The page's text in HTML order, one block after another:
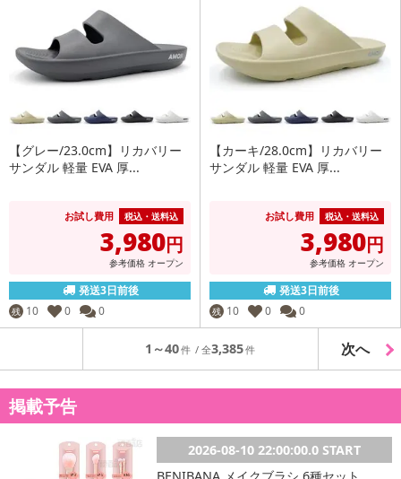
【グレー/23.0cm】リカバリー
サンダル 軽量 EVA 厚...
お試し費用 税込・送料込
3,980円
参考価格 オープン
発送3日前後
残 10 0 0
【カーキ/28.0cm】リカバリー
サンダル 軽量 EVA 厚...
お試し費用 税込・送料込
3,980円
参考価格 オープン
発送3日前後
残 10 0 0
1～40 3,385 次へ
掲載予告
2026-08-10 22:00:00.0 START